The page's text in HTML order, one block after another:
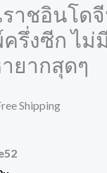
าชอินโดจี
รึ่งซีก ไม่
ยากสุดๆ
Shipping